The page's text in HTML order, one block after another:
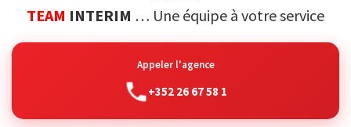
TEAM INTERIM … Une équipe à votre service
Appeler l'agence
+352 26 67 58 1